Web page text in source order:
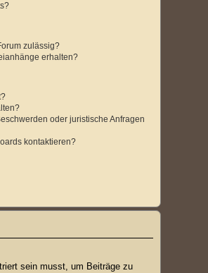
zulässig?
erhalten?
oder juristische Anfragen
kontaktieren?
sein musst, um Beiträge zu